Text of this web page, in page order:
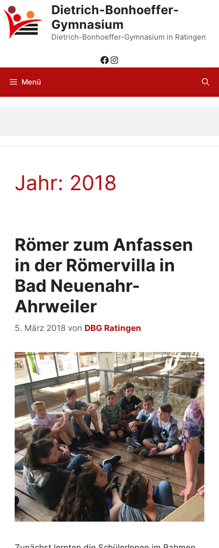
Zum
Inhalt
springen
Dietrich-Bonhoeffer-
Gymnasium
Dietrich-Bonhoeffer-Gymnasium in Ratingen
Facebook
Instagram
Menü
Jahr: 2018
Römer zum Anfassen
in der Römervilla in
Bad Neuenahr-
Ahrweiler
5. März 2018 von DBG Ratingen